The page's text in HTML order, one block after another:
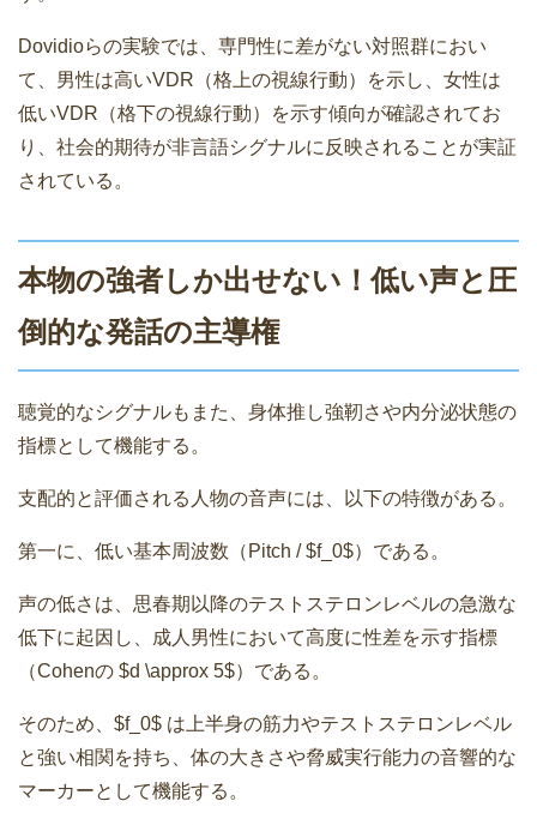
Dovidioらの実験では、専門性に差がない対照群におい
て、男性は高いVDR（格上の視線行動）を示し、女性は
低いVDR（格下の視線行動）を示す傾向が確認されてお
り、社会的期待が非言語シグナルに反映されることが実証
されている。
本物の強者しか出せない！低い声と圧
倒的な発話の主導権
聴覚的なシグナルもまた、身体推し強靭さや内分泌状態の
指標として機能する。
支配的と評価される人物の音声には、以下の特徴がある。
第一に、低い基本周波数（Pitch / $f_0$）である。
声の低さは、思春期以降のテストステロンレベルの急激な
低下に起因し、成人男性において高度に性差を示す指標
（Cohenの $d \approx 5$）である。
そのため、$f_0$ は上半身の筋力やテストステロンレベル
と強い相関を持ち、体の大きさや脅威実行能力の音響的な
マーカーとして機能する。